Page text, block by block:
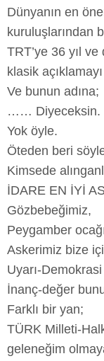
Dünyanın en
kuruluşlarından
TRT’ye 36 yıl
klasik
Ve bunun adına;
…… Diyeceksin.
Yok öyle.
Öteden beri
Kimsede
İDARE EN İYİ
Gözbebeğimiz,
Peygamber
Askerimiz bize
Uyarı-
İnanç-değer
Farklı bir yan;
TÜRK Milleti-
geleneğim